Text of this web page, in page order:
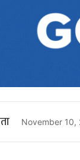
November 10,